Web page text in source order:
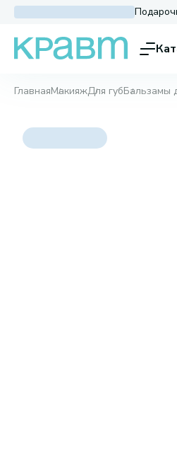
ГлавнаяМакияжДля губБальзамы